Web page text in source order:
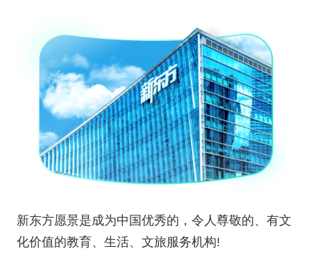
新东方愿景是成为中国优秀的，令人尊敬的、有文
化价值的教育、生活、文旅服务机构!